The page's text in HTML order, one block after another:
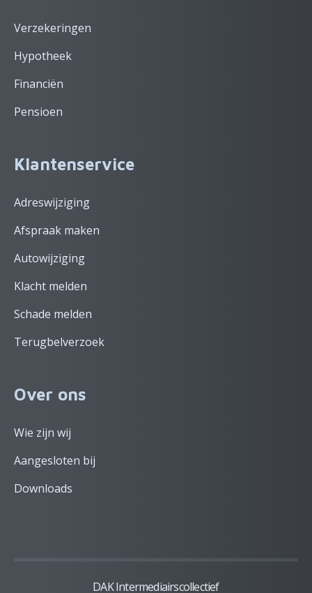
Verzekeringen
Hypotheek
Financiën
Pensioen
Klantenservice
Adreswijziging
Afspraak maken
Autowijziging
Klacht melden
Schade melden
Terugbelverzoek
Over ons
Wie zijn wij
Aangesloten bij
Downloads
DAK Intermediairscollectief